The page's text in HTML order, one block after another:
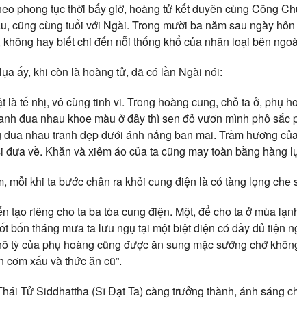
phong tục thời bấy giờ, hoàng tử kết duyên cùng Công
cũng cùng tuổi với Ngài. Trong mười ba năm sau ngày
hay biết chi đến nỗi thống khổ của nhân loại bên
ấy, khi còn là hoàng tử, đã có lần Ngài nói:
là tế nhị, vô cùng tinh vi. Trong hoàng cung, chỗ ta ở, phụ
đua nhau khoe màu ở đây thì sen đỏ vươn mình phô sắc
nhau tranh đẹp dưới ánh nắng ban mai. Trầm hương
đưa về. Khăn và xiêm áo của ta cũng may toàn bằng hàng
mỗi khi ta bước chân ra khỏi cung điện là có tàng lọng che
tạo riêng cho ta ba tòa cung điện. Một, để cho ta ở mùa
bốn tháng mưa ta lưu ngụ tại một biệt điện có đầy đủ tiện
tỳ của phụ hoàng cũng được ăn sung mặc sướng chớ
xấu và thức ăn cũ”.
Tử Siddhattha (Sĩ Đạt Ta) càng trưởng thành, ánh sáng